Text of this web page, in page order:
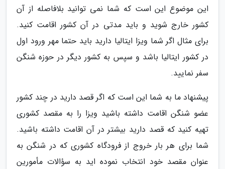
این موضوع این است که شما نمی توانید بلافاصله از آن
کشور خارج شوید و باید مدتی در آن کشور اقامت کنید.
برای مثال اگر شما ویزا ایتالیا دارید باید حتما مهر ورود اول
در کشور ایتالیا باشد و سپس به کشور دیگر در حوزه شنگن
سفر نمایید.
پیشنهاد ما به شما این است که اگر قصد دارید در چند کشور
عضو شنگن اقامت داشته باشید ویزا را به مقصد کشوری
تهیه کنید که قصد دارید بیشتر در آن اقامت داشته باشید.
شما برای هر بار خروج از فرودگاه کشوری که در شنگن به
عنوان مقصد خود انتخاب نموده اید به سؤالات مأمورین